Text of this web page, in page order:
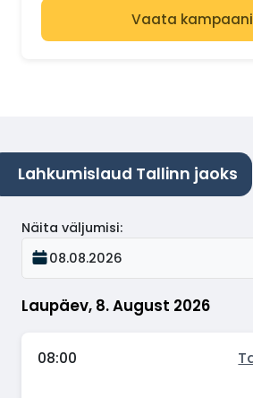
Vaata
Lahkumislaud Tallinn jaoks
Laupäev, 8. August 2026
Näita väljumisi:
08.08.2026
08:00